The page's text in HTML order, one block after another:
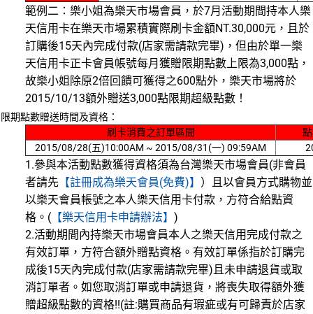
範例二：樂小姐為樂天市場會員，於7月活動期間持本人樂
天信用卡在樂天市場累積實際刷卡金額NT.30,000元，且於
訂購後15天內完成付款(店家需請款完畢)，但由於單一樂
天信用卡正卡會員帳號每月獲贈限期點數上限為3,000點，
故樂小姐除原2倍回饋可獲得之600點外，樂天市場將於
2015/10/13額外贈送3,000點限期超級點數！
限期點數贈送時間及資格：
刷卡消費之訂單區間
2015/08/28(五)10:00AM ~ 2015/08/31(一) 09:59AM
1.參與本活動點數獲得資格須為台灣樂天市場會員(非會員
者請先 【註冊成為樂天會員(免費)】 ）且以會員方式購物並
以樂天會員帳號之本人樂天信用卡付款，方符合給點資
格。( 【樂天信用卡申請辦法】 )
2.活動期間內持樂天市場會員本人之樂天信用完成付款之
有效訂單，方符合額外贈點資格。有效訂單係指於訂購完
成後15天內完成付款(店家需請款完畢)且未申請退貨或取
消訂單者。如您取消訂單或申請退貨，將喪失取得額外獲
贈超級點數的資格!!(註:購買商品有瑕疵或有可歸責於店家